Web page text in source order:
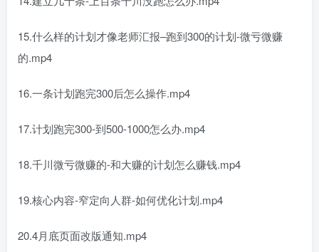
15.什么样的计划才像老师汇报–跑到300的计划-微亏微赚
的.mp4
16.一条计划跑完300后怎么操作.mp4
17.计划跑完300-到500-1000怎么办.mp4
18.千川微亏微赚的-和大赚的计划怎么赚钱.mp4
19.核心内容-窄定向人群-如何优化计划.mp4
20.4月底页面改版通知.mp4